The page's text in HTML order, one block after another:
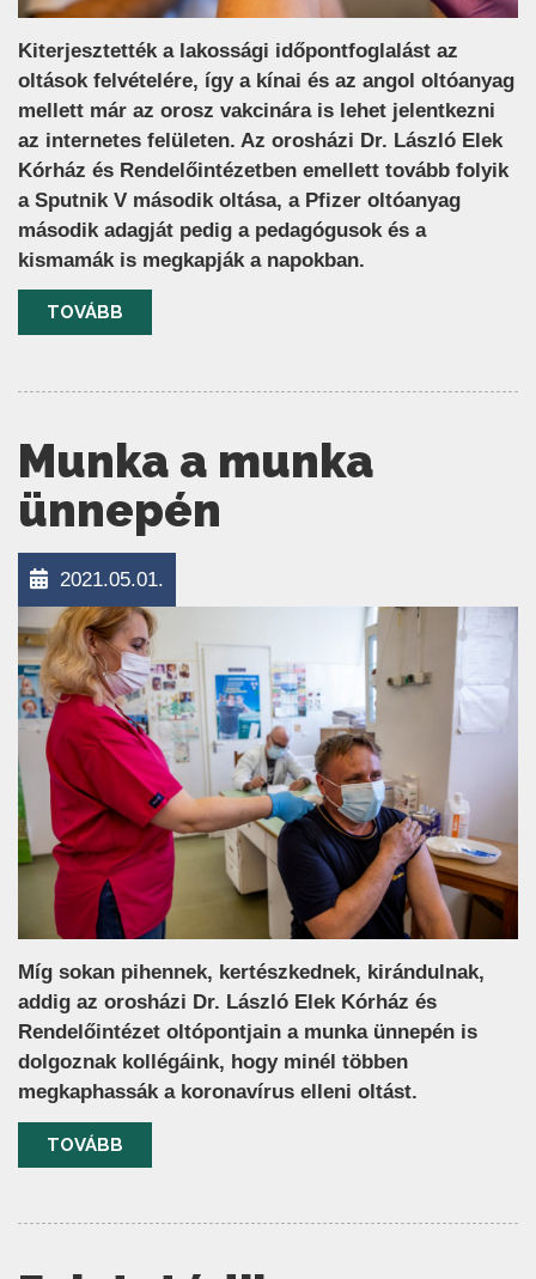
Kiterjesztették a lakossági időpontfoglalást az
oltások felvételére, így a kínai és az angol oltóanyag
mellett már az orosz vakcinára is lehet jelentkezni
az internetes felületen. Az orosházi Dr. László Elek
Kórház és Rendelőintézetben emellett tovább folyik
a Sputnik V második oltása, a Pfizer oltóanyag
második adagját pedig a pedagógusok és a
kismamák is megkapják a napokban.
TOVÁBB
Munka a munka
ünnepén
2021.05.01.
Míg sokan pihennek, kertészkednek, kirándulnak,
addig az orosházi Dr. László Elek Kórház és
Rendelőintézet oltópontjain a munka ünnepén is
dolgoznak kollégáink, hogy minél többen
megkaphassák a koronavírus elleni oltást.
TOVÁBB